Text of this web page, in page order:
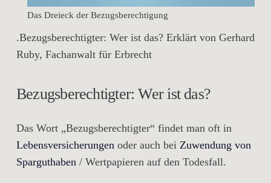
Das Dreieck der Bezugsberechtigung
.Bezugsberechtigter: Wer ist das? Erklärt von Gerhard
Ruby, Fachanwalt für Erbrecht
Bezugsberechtigter: Wer ist das?
Das Wort „Bezugsberechtigter“ findet man oft in
Lebensversicherungen oder auch bei Zuwendung von
Sparguthaben / Wertpapieren auf den Todesfall.